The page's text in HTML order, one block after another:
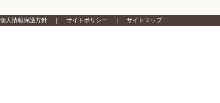
個人情報保護方針 サイトポリシー サイトマップ